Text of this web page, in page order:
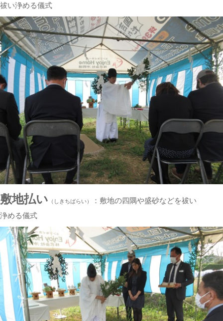
祓い浄める儀式
敷地払い （しきちばらい）
：敷地の四隅や盛砂などを祓い
浄める儀式